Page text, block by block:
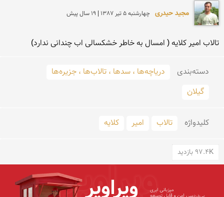
مجید حیدری چهارشنبه 5 تير 1387 | 19 سال پیش
تالاب امیر كلایه ( امسال به خاطر خشكسالی اب چندانی ندارد)
دسته‌بندی
دریاچه‌ها ، سدها ، تالاب‌ها ، جزیره‌ها
گیلان
کلید‌واژه تالاب امیر کلایه
97.4K بازدید